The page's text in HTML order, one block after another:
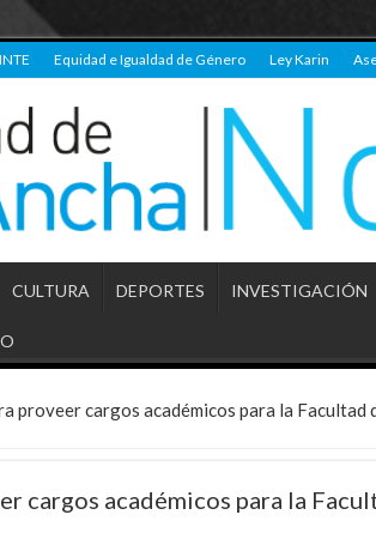
Equidad e Igualdad de Género Ley Karin
CULTURA DEPORTES INVESTIGACIÓN
proveer cargos académicos para la Facultad
cargos académicos para la